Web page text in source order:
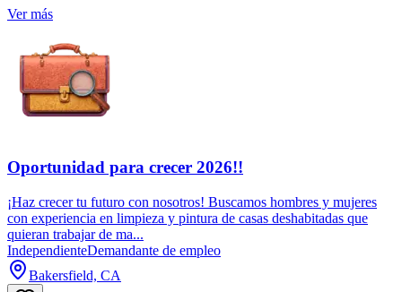
Ver más
Oportunidad para crecer 2026!!
¡Haz crecer tu futuro con nosotros! Buscamos hombres y mujeres
con experiencia en limpieza y pintura de casas deshabitadas que
quieran trabajar de ma...
IndependienteDemandante de empleo
Bakersfield, CA